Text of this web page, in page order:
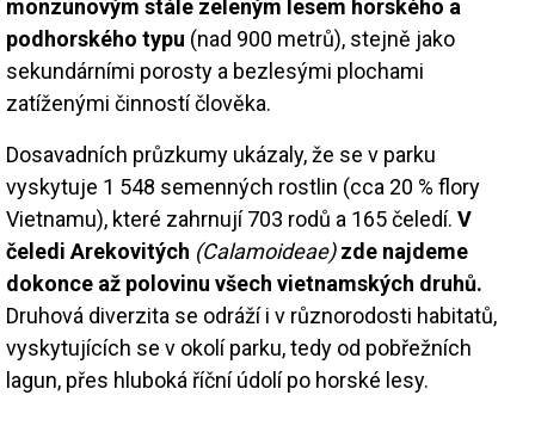
monzunovým stále zeleným lesem horského a
podhorského typu (nad 900 metrů), stejně jako
sekundárními porosty a bezlesými plochami
zatíženými činností člověka.
Dosavadních průzkumy ukázaly, že se v parku
vyskytuje 1 548 semenných rostlin (cca 20 % flory
Vietnamu), které zahrnují 703 rodů a 165 čeledí. V
čeledi Arekovitých (Calamoideae)zde najdeme
dokonce až polovinu všech vietnamských druhů.
Druhová diverzita se odráží i v různorodosti habitatů,
vyskytujících se v okolí parku, tedy od pobřežních
lagun, přes hluboká říční údolí po horské lesy.